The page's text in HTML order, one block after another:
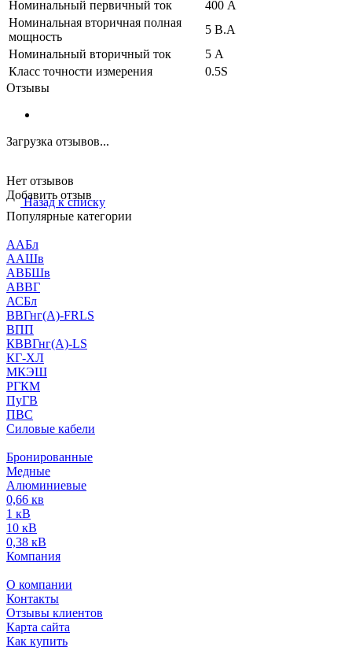
Номинальный первичный ток
400 А
Номинальная вторичная полная
мощность
5 В.А
Номинальный вторичный ток
5 А
Класс точности измерения
0.5S
Отзывы
Загрузка отзывов...
Нет отзывов
Добавить отзыв
Назад к списку
Популярные категории
ААБл
ААШв
АВБШв
АВВГ
АСБл
ВВГнг(А)-FRLS
ВПП
КВВГнг(А)-LS
КГ-ХЛ
МКЭШ
РГКМ
ПуГВ
ПВС
Силовые кабели
Бронированные
Медные
Алюминиевые
0,66 кв
1 кВ
10 кВ
0,38 кВ
Компания
О компании
Контакты
Отзывы клиентов
Карта сайта
Как купить